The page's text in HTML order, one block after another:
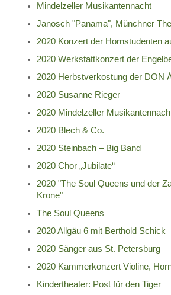
Mindelzeller Musikantennacht
Janosch "Panama", Münchner
2020 Konzert der Hornstudenten
2020 Werkstattkonzert der
2020 Herbstverkostung der DON
2020 Susanne Rieger
2020 Mindelzeller
2020 Blech & Co.
2020 Steinbach – Big Band
2020 Chor „Jubilate“
2020 "The Soul Queens und der
Krone"
The Soul Queens
2020 Allgäu 6 mit Berthold Schick
2020 Sänger aus St. Petersburg
2020 Kammerkonzert Violine,
Kindertheater: Post für den Tiger